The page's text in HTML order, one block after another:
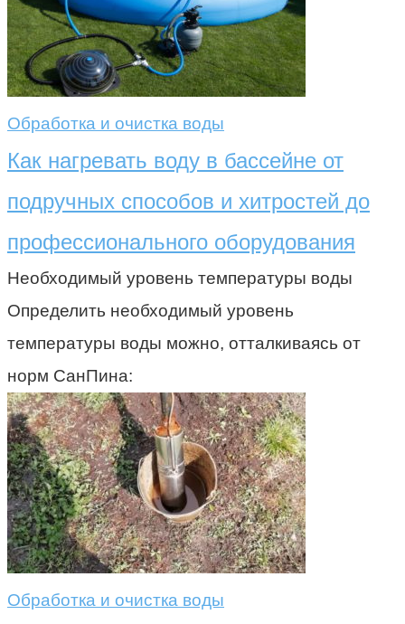
Обработка и очистка воды
Как нагревать воду в бассейне от
подручных способов и хитростей до
профессионального оборудования
Необходимый уровень температуры воды
Определить необходимый уровень
температуры воды можно, отталкиваясь от
норм СанПина:
Обработка и очистка воды